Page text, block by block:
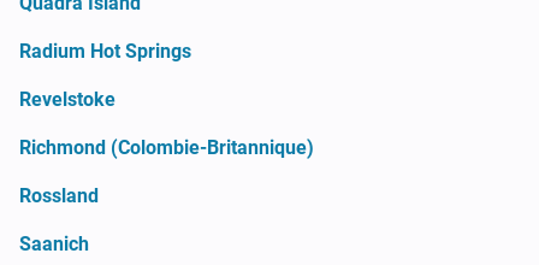
Radium Hot Springs
Revelstoke
Richmond (Colombie-Britannique)
Rossland
Saanich